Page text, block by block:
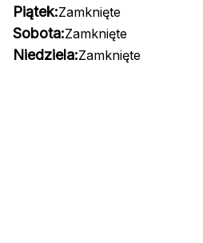
Piątek:Zamknięte
Sobota:Zamknięte
Niedziela:Zamknięte